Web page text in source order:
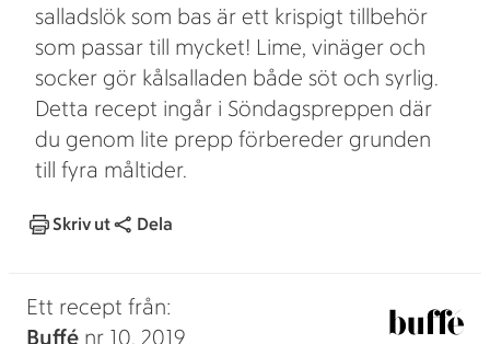
salladslök som bas är ett krispigt tillbehör
som passar till mycket! Lime, vinäger och
socker gör kålsalladen både söt och syrlig.
Detta recept ingår i Söndagspreppen där
du genom lite prepp förbereder grunden
till fyra måltider.
Skriv ut Dela
Ett recept från:
Buffé nr 10, 2019